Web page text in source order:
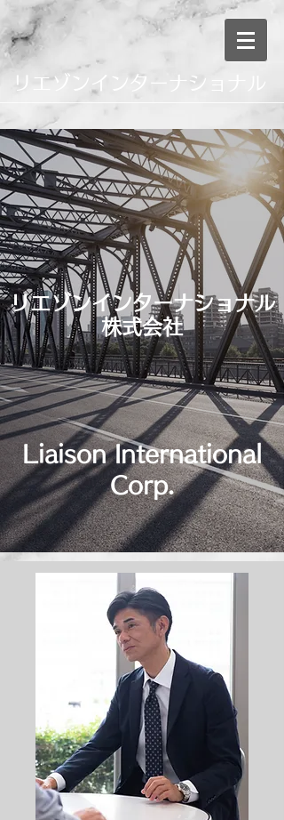
リエゾンインターナショナル
リエゾンインターナショナル
株式会社
Liaison International
Corp.